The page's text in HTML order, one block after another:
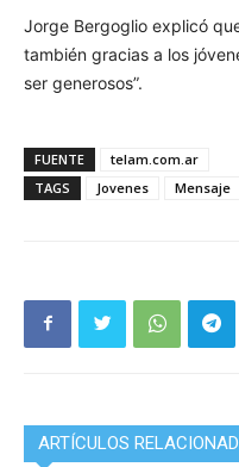
Jorge Bergoglio explicó
también gracias a los
ser generosos”.
FUENTE
telam.com.ar
TAGS
Jovenes Mensaje
ARTÍCULOS